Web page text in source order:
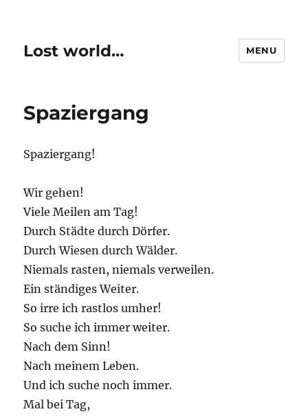
Lost world… MENU
Spaziergang
Spaziergang!
Wir gehen!
Viele Meilen am Tag!
Durch Städte durch Dörfer.
Durch Wiesen durch Wälder.
Niemals rasten, niemals verweilen.
Ein ständiges Weiter.
So irre ich rastlos umher!
So suche ich immer weiter.
Nach dem Sinn!
Nach meinem Leben.
Und ich suche noch immer.
Mal bei Tag,